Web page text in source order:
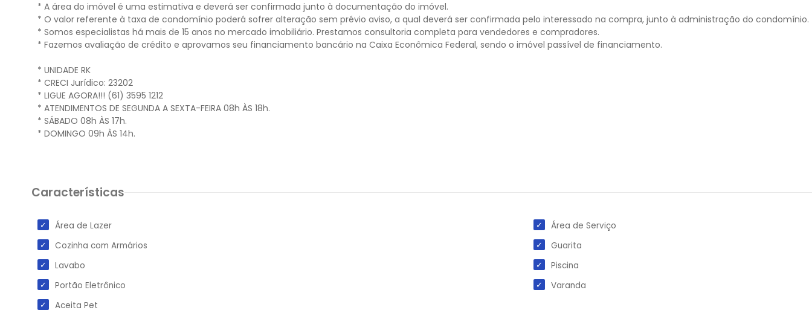
* A área do imóvel é uma estimativa e deverá ser confirmada junto à documentação do imóvel.
* O valor referente à taxa de condomínio poderá sofrer alteração sem prévio aviso, a qual deverá ser confirmada pelo interessado na compra, junto à administração do condomínio.
* Somos especialistas há mais de 15 anos no mercado imobiliário. Prestamos consultoria completa para vendedores e compradores.
* Fazemos avaliação de crédito e aprovamos seu financiamento bancário na Caixa Econômica Federal, sendo o imóvel passível de financiamento.
* UNIDADE RK
* CRECI Jurídico: 23202
* LIGUE AGORA!!! (61) 3595 1212
* ATENDIMENTOS DE SEGUNDA A SEXTA-FEIRA 08h ÀS 18h.
* SÁBADO 08h ÀS 17h.
* DOMINGO 09h ÀS 14h.
Características
Área de Lazer
Área de Serviço
Cozinha com Armários
Guarita
Lavabo
Piscina
Portão Eletrônico
Varanda
Aceita Pet